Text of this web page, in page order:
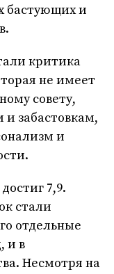
бастующих и
критика
не имеет
совету,
забастовкам,
и
7,9.
стали
отдельные
и в
Несмотря на